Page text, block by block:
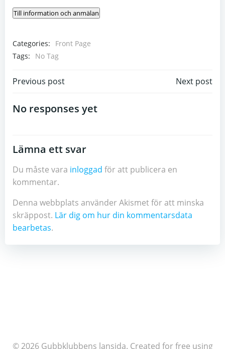
Till information och anmälan
Categories:
Front Page
Tags:
No Tag
Post
navigation
Previous post Next post
No responses yet
Lämna ett svar
Du måste vara inloggad för att publicera en
kommentar.
Denna webbplats använder Akismet för att minska
skräppost. Lär dig om hur din kommentarsdata
bearbetas.
© 2026 Gubbklubbens lansida. Created for free using